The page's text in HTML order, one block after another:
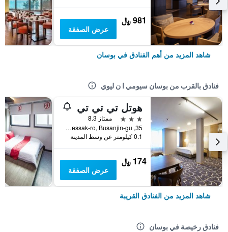
981 ﷼
عرض الصفقة
شاهد المزيد من أهم الفنادق في بوسان
فنادق بالقرب من بوسان سيومي ا ن ليوي
هوتل تي تي تي
3 نجوم
ممتاز 8.3
35, Saessak-ro, Busanjin-gu, بوسان, كوريا الجنوبية
0.1 كيلومتر عن وسط المدينة
174 ﷼
عرض الصفقة
شاهد المزيد من الفنادق القريبة
فنادق رخيصة في بوسان